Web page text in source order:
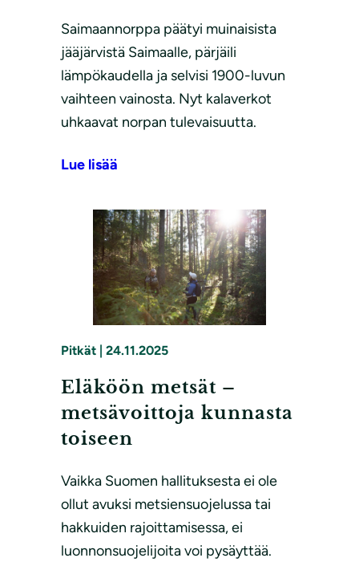
Saimaannorppa päätyi muinaisista
jääjärvistä Saimaalle, pärjäili
lämpökaudella ja selvisi 1900-luvun
vaihteen vainosta. Nyt kalaverkot
uhkaavat norpan tulevaisuutta.
Lue lisää
Pitkät | 24.11.2025
Eläköön metsät –
metsävoittoja kunnasta
toiseen
Vaikka Suomen hallituksesta ei ole
ollut avuksi metsiensuojelussa tai
hakkuiden rajoittamisessa, ei
luonnonsuojelijoita voi pysäyttää.